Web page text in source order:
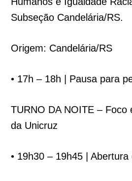
Subseção Candelária/RS.
Origem: Candelária/RS
• 17h – 18h | Pausa para
TURNO DA NOITE – Foco
da Unicruz
• 19h30 – 19h45 |